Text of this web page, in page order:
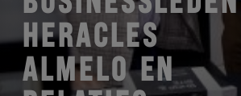
HERACLES
ALMELO EN